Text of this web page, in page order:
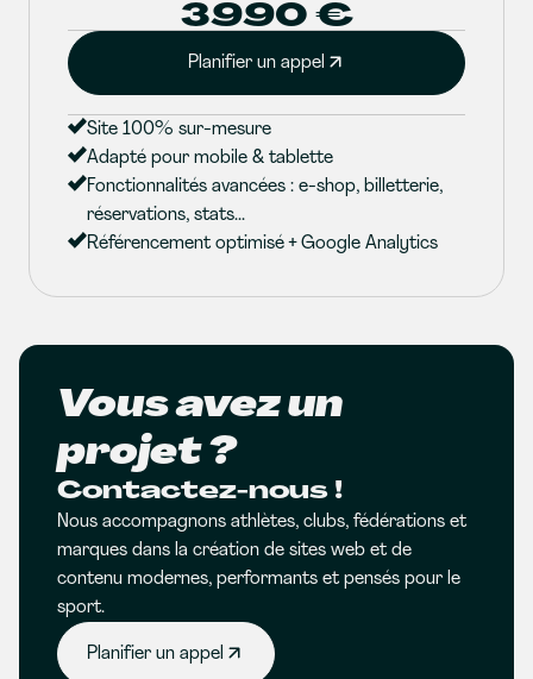
3990 €
Planifier un appel
Site 100% sur-mesure
Adapté pour mobile & tablette
Fonctionnalités avancées : e-shop, billetterie,
réservations, stats...
Référencement optimisé + Google Analytics
Vous avez un
projet ?
Contactez-nous !
Nous accompagnons athlètes, clubs, fédérations et
marques dans la création de sites web et de
contenu modernes, performants et pensés pour le
sport.
Planifier un appel